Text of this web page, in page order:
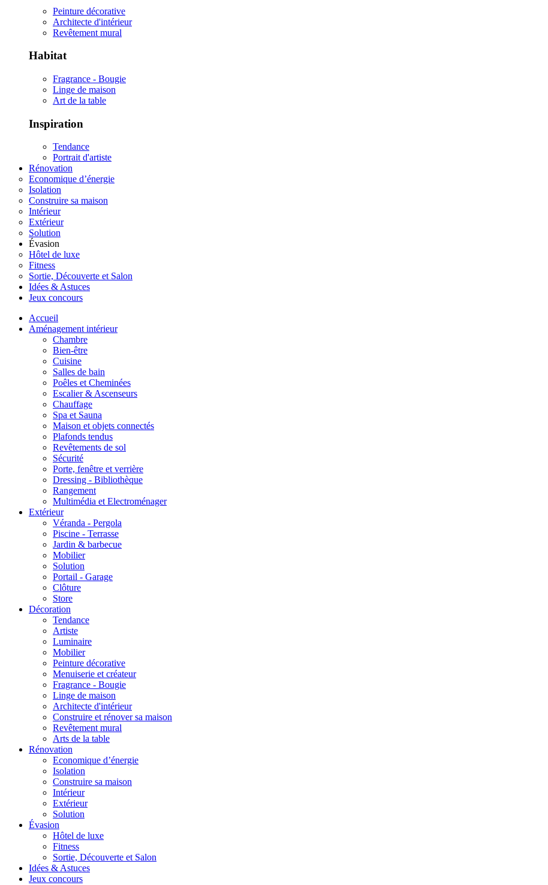
Peinture décorative
Architecte d'intérieur
Revêtement mural
Habitat
Fragrance - Bougie
Linge de maison
Art de la table
Inspiration
Tendance
Portrait d'artiste
Rénovation
Economique d’énergie
Isolation
Construire sa maison
Intérieur
Extérieur
Solution
Évasion
Hôtel de luxe
Fitness
Sortie, Découverte et Salon
Idées & Astuces
Jeux concours
Accueil
Aménagement intérieur
Chambre
Bien-être
Cuisine
Salles de bain
Poêles et Cheminées
Escalier & Ascenseurs
Chauffage
Spa et Sauna
Maison et objets connectés
Plafonds tendus
Revêtements de sol
Sécurité
Porte, fenêtre et verrière
Dressing - Bibliothèque
Rangement
Multimédia et Electroménager
Extérieur
Véranda - Pergola
Piscine - Terrasse
Jardin & barbecue
Mobilier
Solution
Portail - Garage
Clôture
Store
Décoration
Tendance
Artiste
Luminaire
Mobilier
Peinture décorative
Menuiserie et créateur
Fragrance - Bougie
Linge de maison
Architecte d'intérieur
Construire et rénover sa maison
Revêtement mural
Arts de la table
Rénovation
Economique d’énergie
Isolation
Construire sa maison
Intérieur
Extérieur
Solution
Évasion
Hôtel de luxe
Fitness
Sortie, Découverte et Salon
Idées & Astuces
Jeux concours